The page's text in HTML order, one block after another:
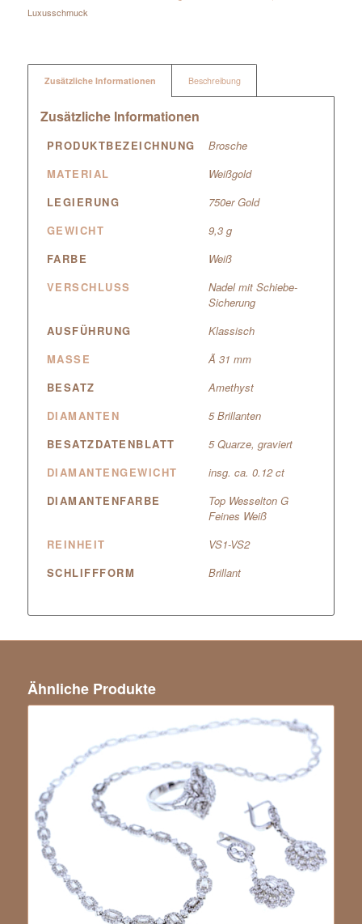
Luxusschmuck
Zusätzliche Informationen Beschreibung
Zusätzliche Informationen
PRODUKTBEZEICHNUNG
Brosche
MATERIAL
Weißgold
LEGIERUNG
750er Gold
GEWICHT
9,3 g
FARBE
Weiß
VERSCHLUSS
Nadel mit Schiebe-
Sicherung
AUSFÜHRUNG
Klassisch
MASSE
Ã 31 mm
BESATZ
Amethyst
DIAMANTEN
5 Brillanten
BESATZDATENBLATT
5 Quarze, graviert
DIAMANTENGEWICHT
insg. ca. 0.12 ct
DIAMANTENFARBE
Top Wesselton G
Feines Weiß
REINHEIT
VS1-VS2
SCHLIFFFORM
Brillant
Ähnliche Produkte